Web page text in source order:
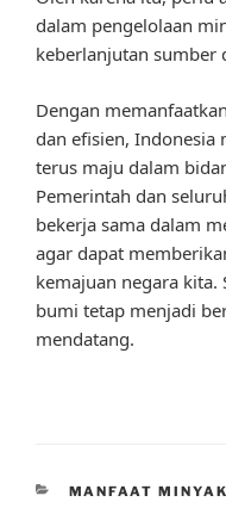
dalam pengelolaan
keberlanjutan sumber
Dengan
dan efisien,
terus maju dalam
Pemerintah dan
bekerja sama dalam
agar dapat
kemajuan negara kita.
bumi tetap menjadi
mendatang.
CATEGORIES
MANFAAT